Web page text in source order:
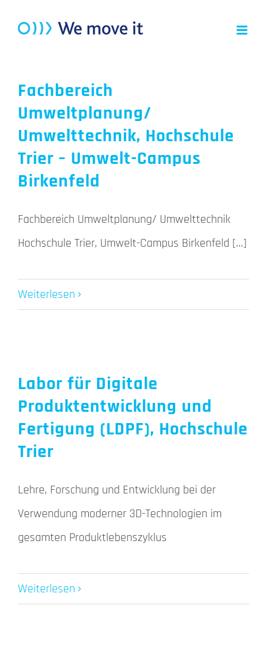
Inhalt
Fachbereich
Umweltplanung/
Umwelttechnik, Hochschule
Trier – Umwelt-Campus
Birkenfeld
Fachbereich Umweltplanung/ Umwelttechnik
Hochschule Trier, Umwelt-Campus Birkenfeld [...]
Weiterlesen
Labor für Digitale
Produktentwicklung und
Fertigung (LDPF), Hochschule
Trier
Lehre, Forschung und Entwicklung bei der
Verwendung moderner 3D-Technologien im
gesamten Produktlebenszyklus
Weiterlesen